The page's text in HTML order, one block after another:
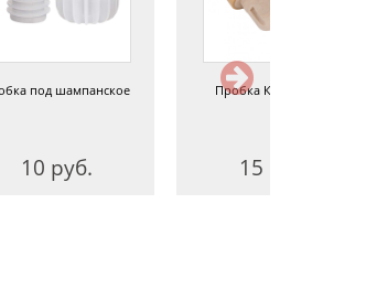
под шампанское
10 руб.
Пробка Камю 22 мм
15 руб.